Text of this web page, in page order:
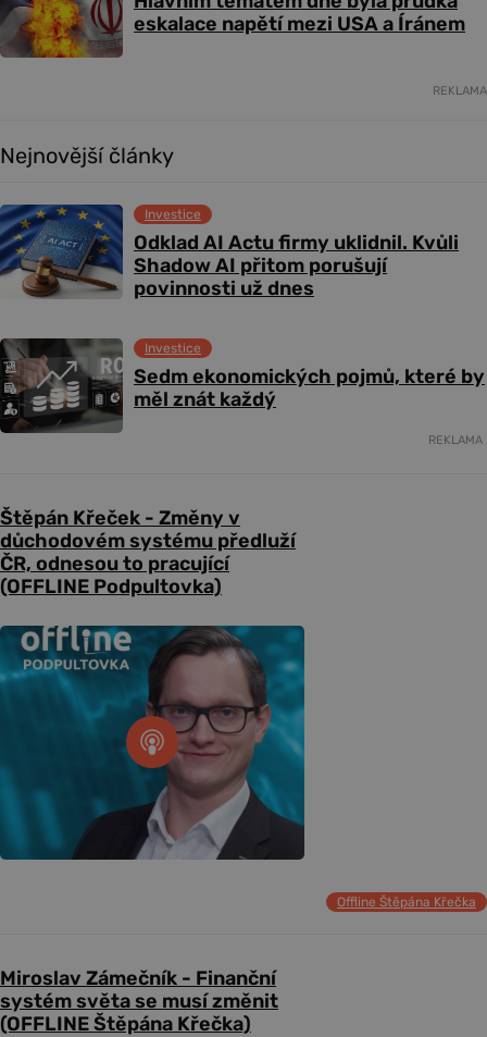
eskalace napětí mezi USA a Íránem
REKLAMA
Nejnovější články
Odklad AI Actu firmy uklidnil. Kvůli
Shadow AI přitom porušují
povinnosti už dnes
Investice
Sedm ekonomických pojmů, které by
měl znát každý
Investice
REKLAMA
Štěpán Křeček - Změny v
důchodovém systému předluží
ČR, odnesou to pracující
(OFFLINE Podpultovka)
Offline Štěpána Křečka
Miroslav Zámečník - Finanční
systém světa se musí změnit
(OFFLINE Štěpána Křečka)